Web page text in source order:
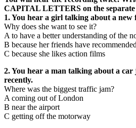
CAPITAL LETTERS on the separate
1. You hear a girl talking about a new
Why does she want to see it?
A to have a better understanding of the
B because her friends have
C because she likes action films
2. You hear a man talking about a car
recently.
Where was the biggest traffic jam?
A coming out of London
B near the airport
C getting off the motorway